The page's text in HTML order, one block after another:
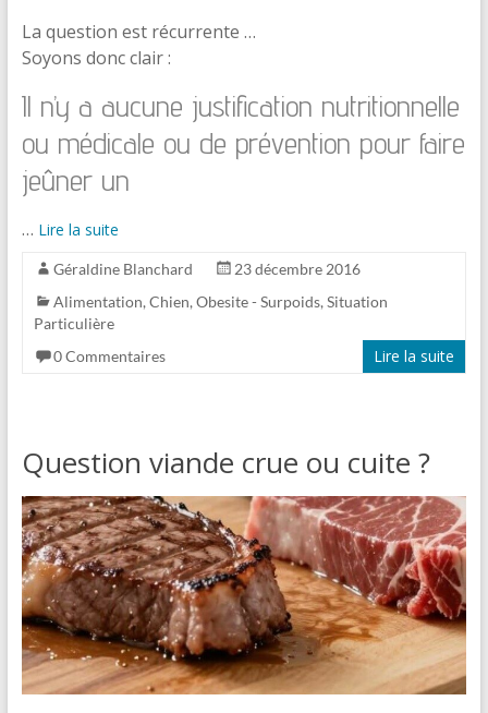
La question est récurrente …
Soyons donc clair :
Il n’y a aucune justification nutritionnelle
ou médicale ou de prévention pour faire
jeûner un
… Lire la suite
Géraldine Blanchard
23 décembre 2016
Alimentation, Chien, Obesite - Surpoids, Situation
Particulière
0 Commentaires
Lire la suite
Question viande crue ou cuite ?